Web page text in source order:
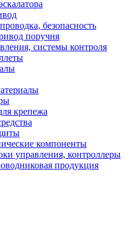
безопасность
поручня
системы контроля
крепежа
компоненты
управления, контроллеры
продукция